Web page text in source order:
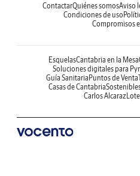
ContactarQuiénes somosAviso
Condiciones de uso
Compromisos
EsquelasCantabria en la Mesa
Soluciones digitales para
Guía Sanitaria Puntos de Venta
Casas de Cantabria
Carlos Alcaraz